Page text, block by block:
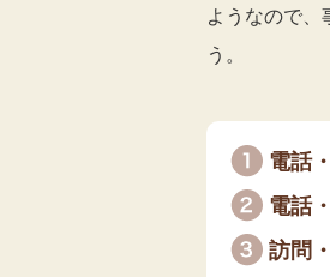
ようなので
う。
電話
電話
訪問